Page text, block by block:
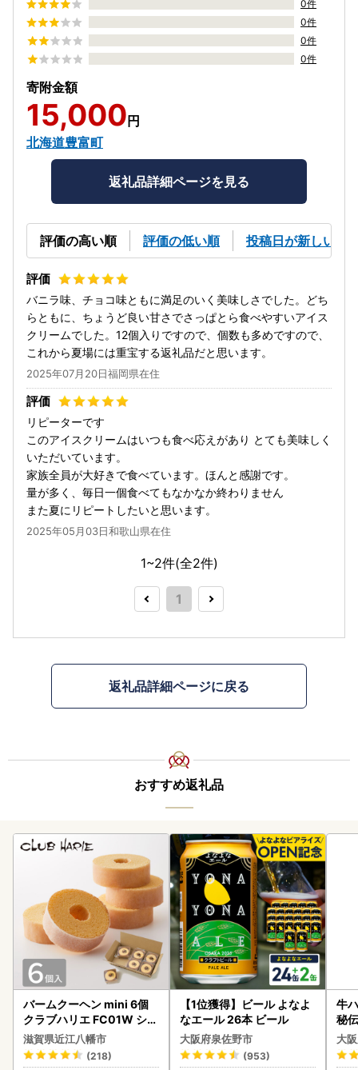
0件
0件
0件
0件
寄附金額
15,000 円
北海道豊富町
返礼品詳細ページを見る
評価の高い順 評価の低い順 投稿日が新しい順
バニラ味、チョコ味ともに満足のいく美味しさでした。どち
らともに、ちょうど良い甘さでさっぱとら食べやすいアイス
クリームでした。12個入りですので、個数も多めですので、
これから夏場には重宝する返礼品だと思います。
2025年07月20日福岡県在住
リピーターです
このアイスクリームはいつも食べ応えがあり とても美味しく
いただいています。
家族全員が大好きで食べています。ほんと感謝です。
量が多く、毎日一個食べてもなかなか終わりません
また夏にリピートしたいと思います。
2025年05月03日和歌山県在住
1~2件(全2件)
1
返礼品詳細ページに戻る
おすすめ返礼品
バームクーヘン mini 6個
クラブハリエ FC01W シェ
アボックス バウムクーヘ
ン
滋賀県近江八幡市
(218)
【1位獲得】ビール よなよ
なエール 26本 ビール
大阪府泉佐野市
(953)
牛
秘
焼
大